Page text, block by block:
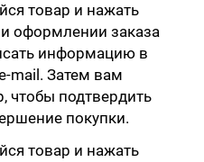
товар и нажать
оформлении заказа
информацию в
mail. Затем вам
чтобы подтвердить
покупки.
товар и нажать